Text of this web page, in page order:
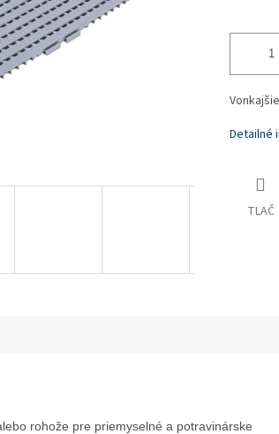
Detailné
TLAČ
rohože pre priemyselné a potravinárske